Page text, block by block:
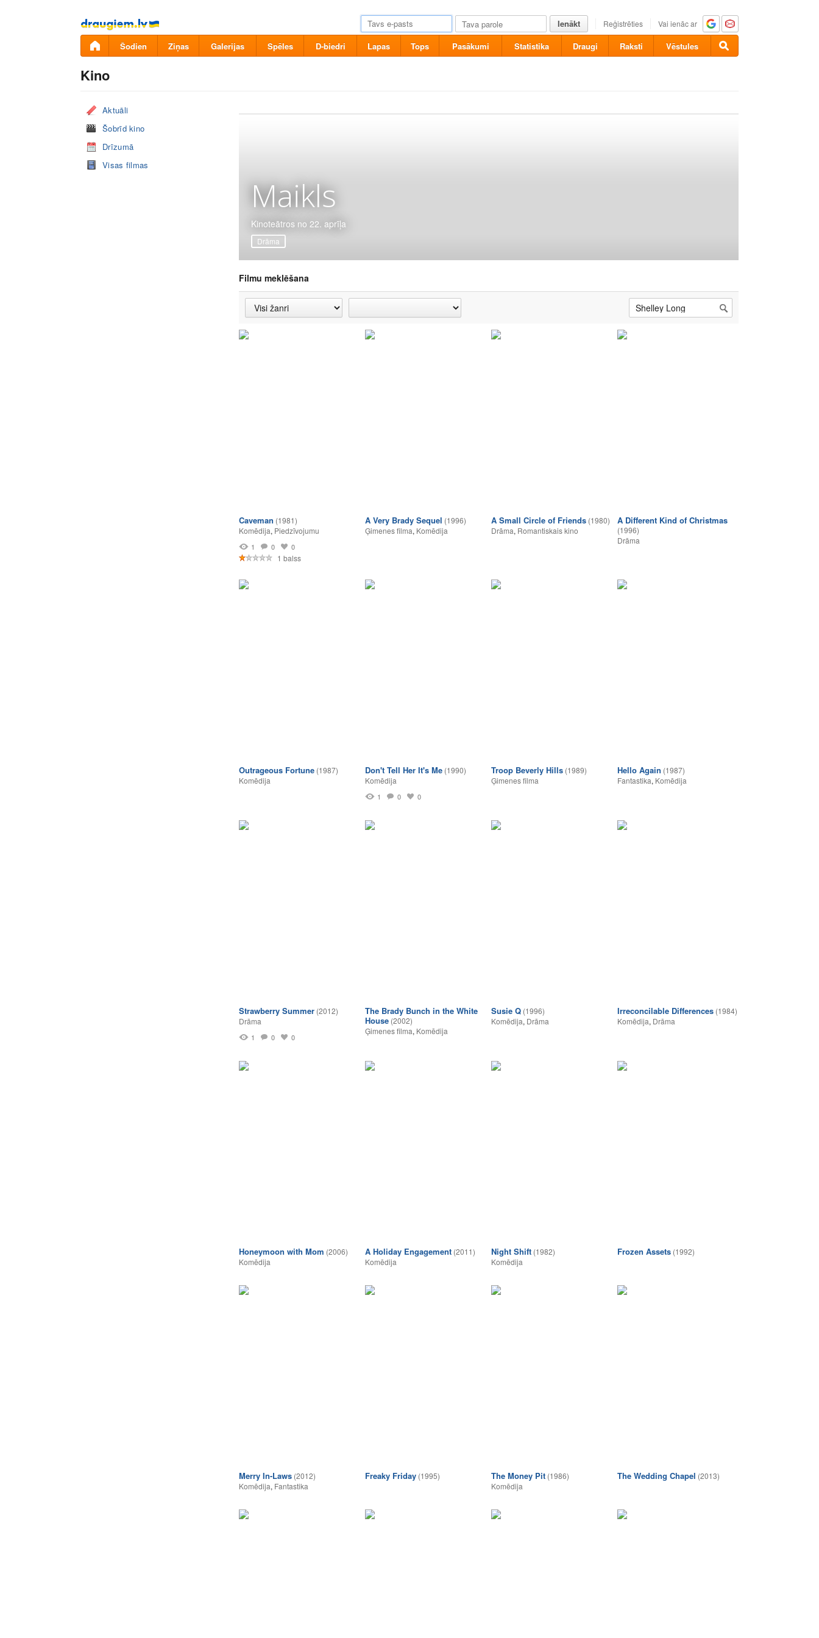
Pāriet
uz
saturu
Ienākt Reģistrēties Vai ienāc ar
Šodien Ziņas Galerijas Spēles D-biedri Lapas Tops Pasākumi Statistika Draugi Raksti Vēstules
Kino
Aktuāli
Šobrīd kino
Drīzumā
Visas filmas
Maikls
Kinoteātros no 22. aprīļa
Drāma
Filmu meklēšana
Caveman (1981)
Komēdija, Piedzīvojumu
1 0 0
1 balss
A Very Brady Sequel (1996)
Ģimenes filma, Komēdija
A Small Circle of Friends (1980)
Drāma, Romantiskais kino
A Different Kind of Christmas
(1996)
Drāma
Outrageous Fortune (1987)
Komēdija
Don't Tell Her It's Me (1990)
Komēdija
1 0 0
Troop Beverly Hills (1989)
Ģimenes filma
Hello Again (1987)
Fantastika, Komēdija
Strawberry Summer (2012)
Drāma
1 0 0
The Brady Bunch in the White
House (2002)
Ģimenes filma, Komēdija
Susie Q (1996)
Komēdija, Drāma
Irreconcilable Differences (1984)
Komēdija, Drāma
Honeymoon with Mom (2006)
Komēdija
A Holiday Engagement (2011)
Komēdija
Night Shift (1982)
Komēdija
Frozen Assets (1992)
Merry In-Laws (2012)
Komēdija, Fantastika
Freaky Friday (1995) The Money Pit (1986)
Komēdija
The Wedding Chapel (2013)